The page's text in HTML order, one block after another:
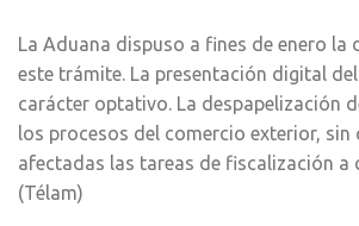
La Aduana dispuso a fines de enero la
este trámite. La presentación digital
carácter optativo. La despapelización
los procesos del comercio exterior, sin
afectadas las tareas de fiscalización a
(Télam)